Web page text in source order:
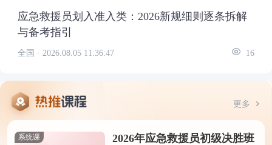
应急救援员划入准入类：2026新规细则逐条拆解
与备考指引
全国 · 2026.08.05 11:36:47 16
更多
系统课
2026年应急救援员初级决胜班